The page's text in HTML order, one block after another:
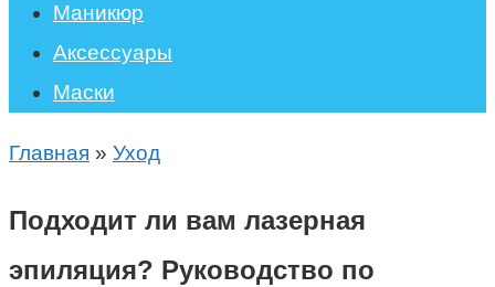
Маникюр
Аксессуары
Маски
Главная » Уход
Подходит ли вам лазерная
эпиляция? Руководство по